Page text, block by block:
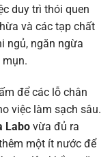
duy trì thói quen
và các tạp chất
ngủ, ngăn ngừa
để các lỗ chân
việc làm sạch sâu.
Labo vừa đủ ra
một ít nước để